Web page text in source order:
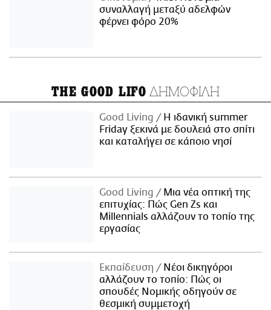
συναλλαγή μεταξύ αδελφών
φέρνει φόρο 20%
THE GOOD LIFO ΔΗΜΟΦΙΛΗ
Good Living
Η ιδανική summer
Friday ξεκινά με δουλειά στο σπίτι
και καταλήγει σε κάποιο νησί
Good Living
Μια νέα οπτική της
επιτυχίας: Πώς Gen Zs και
Millennials αλλάζουν το τοπίο της
εργασίας
Εκπαίδευση
Νέοι δικηγόροι
αλλάζουν το τοπίο: Πώς οι
σπουδές Νομικής οδηγούν σε
θεσμική συμμετοχή